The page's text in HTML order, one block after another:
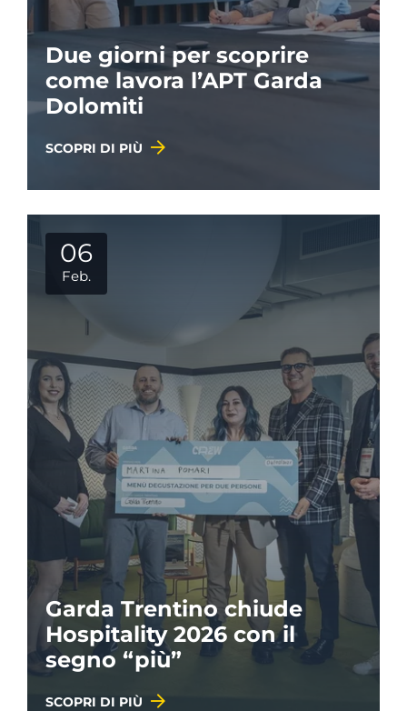
Due giorni per scoprire
come lavora l’APT Garda
Dolomiti
SCOPRI DI PIÙ
06
Feb.
Garda Trentino chiude
Hospitality 2026 con il
segno “più”
SCOPRI DI PIÙ